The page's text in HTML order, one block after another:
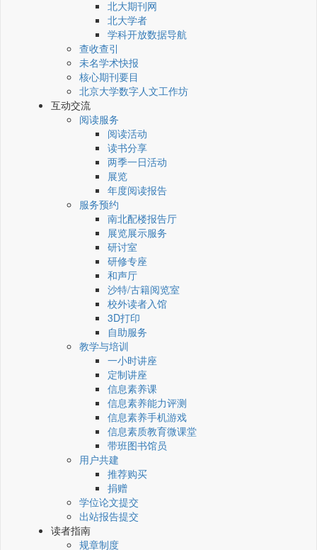
北大期刊网
北大学者
学科开放数据导航
查收查引
未名学术快报
核心期刊要目
北京大学数字人文工作坊
互动交流
阅读服务
阅读活动
读书分享
两季一日活动
展览
年度阅读报告
服务预约
南北配楼报告厅
展览展示服务
研讨室
研修专座
和声厅
沙特/古籍阅览室
校外读者入馆
3D打印
自助服务
教学与培训
一小时讲座
定制讲座
信息素养课
信息素养能力评测
信息素养手机游戏
信息素质教育微课堂
带班图书馆员
用户共建
推荐购买
捐赠
学位论文提交
出站报告提交
读者指南
规章制度